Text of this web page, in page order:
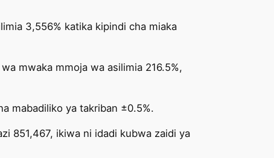
3,556% katika kipindi cha miaka
mwaka mmoja wa asilimia 216.5%,
mabadiliko ya takriban ±0.5%.
851,467, ikiwa ni idadi kubwa zaidi ya